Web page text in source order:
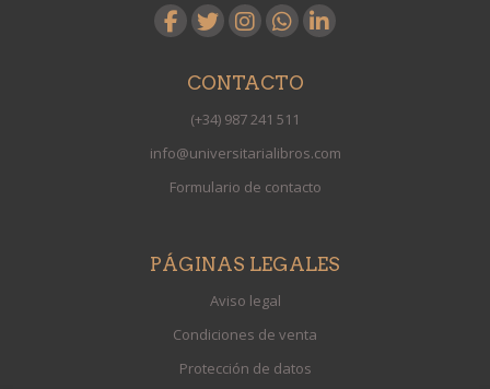
CONTACTO
(+34) 987 241 511
info@universitarialibros.com
Formulario de contacto
PÁGINAS LEGALES
Aviso legal
Condiciones de venta
Protección de datos